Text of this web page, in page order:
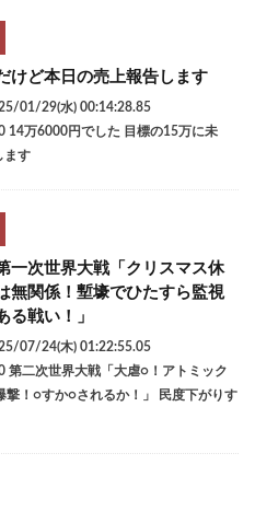
けど本日の売上報告します
01/29(水) 00:14:28.85
14万6000円でした 目標の15万に未
ます
一次世界大戦「クリスマス休
無関係！塹壕でひたすら監視
る戦い！」
07/24(木) 01:22:55.05
第二次世界大戦「大虐○！アトミック
撃！○すか○されるか！」 民度下がりす